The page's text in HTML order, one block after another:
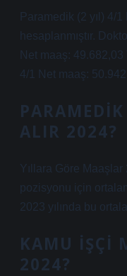
Paramedik (2 yıl) 4/
hesaplanmıştır.
Net maaş: 49.682,03
4/1 Net maaş:
ALIR 2024?
Yıllara Göre Maaşlar
pozisyonu için
2023 yılında bu
KAMU IŞÇI
2024?